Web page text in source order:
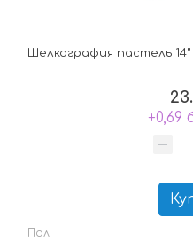
Шелкография пастель
+0,69
Пол